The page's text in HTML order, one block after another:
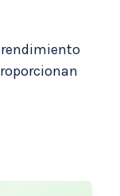
rendimiento